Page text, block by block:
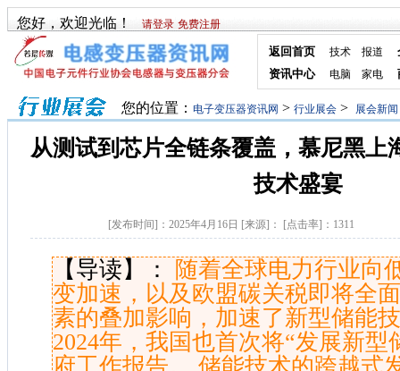
您好，欢迎光临！ 请登录 免费注册
返回首页 技术 报道
资讯中心
电脑 家电
您的位置： 电子变压器资讯网 > 行业展会 > 展会新闻
从测试到芯片全链条覆盖，慕尼黑上
技术盛宴
[发布时间]： 2025年4月16日 [来源]： [点击率]： 1311
【导读】：
随着全球电力行业向
变加速，以及欧盟碳关税即将全
素的叠加影响，加速了新型储能
2024年，我国也首次将“发展新型